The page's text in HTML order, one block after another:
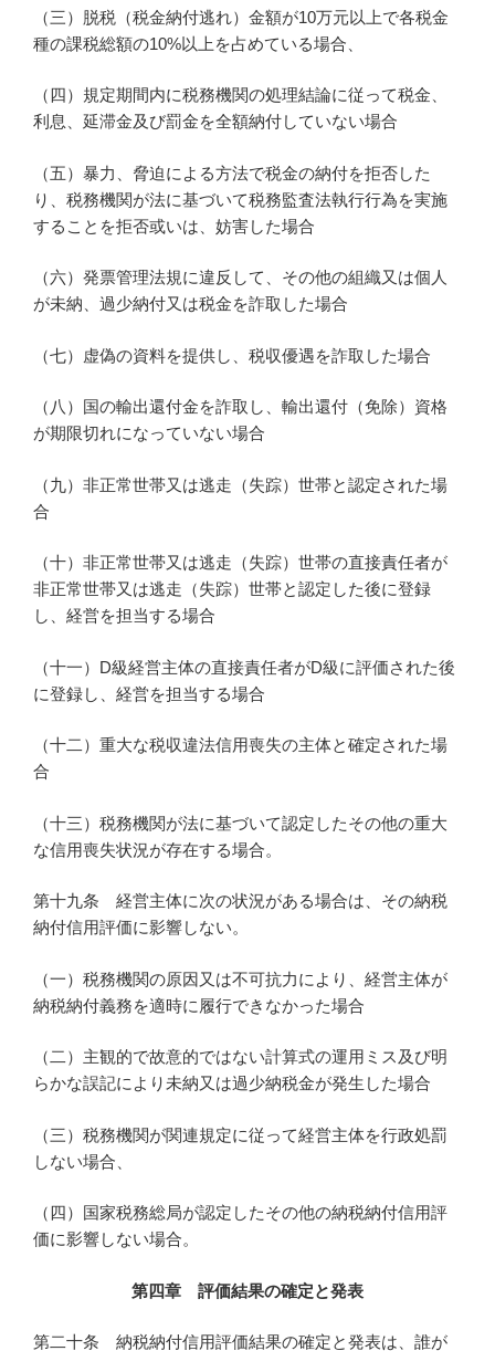
（三）脱税（税金納付逃れ）金額が10万元以上で各税金
種の課税総額の10%以上を占めている場合、
（四）規定期間内に税務機関の処理結論に従って税金、
利息、延滞金及び罰金を全額納付していない場合
（五）暴力、脅迫による方法で税金の納付を拒否した
り、税務機関が法に基づいて税務監査法執行行為を実施
することを拒否或いは、妨害した場合
（六）発票管理法規に違反して、その他の組織又は個人
が未納、過少納付又は税金を詐取した場合
（七）虚偽の資料を提供し、税収優遇を詐取した場合
（八）国の輸出還付金を詐取し、輸出還付（免除）資格
が期限切れになっていない場合
（九）非正常世帯又は逃走（失踪）世帯と認定された場
合
（十）非正常世帯又は逃走（失踪）世帯の直接責任者が
非正常世帯又は逃走（失踪）世帯と認定した後に登録
し、経営を担当する場合
（十一）D級経営主体の直接責任者がD級に評価された後
に登録し、経営を担当する場合
（十二）重大な税収違法信用喪失の主体と確定された場
合
（十三）税務機関が法に基づいて認定したその他の重大
な信用喪失状況が存在する場合。
第十九条 経営主体に次の状況がある場合は、その納税
納付信用評価に影響しない。
（一）税務機関の原因又は不可抗力により、経営主体が
納税納付義務を適時に履行できなかった場合
（二）主観的で故意的ではない計算式の運用ミス及び明
らかな誤記により未納又は過少納税金が発生した場合
（三）税務機関が関連規定に従って経営主体を行政処罰
しない場合、
（四）国家税務総局が認定したその他の納税納付信用評
価に影響しない場合。
第四章 評価結果の確定と発表
第二十条 納税納付信用評価結果の確定と発表は、誰が